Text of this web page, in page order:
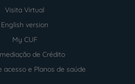
Visita Virtual
English version
My CUF
de Crédito
acesso e Planos de saúde